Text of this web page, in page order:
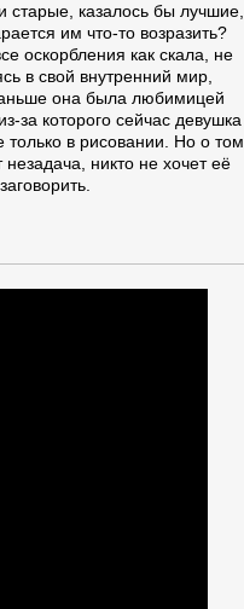
старые, казалось бы лучшие,
им что-то возразить?
оскорбления как скала, не
в свой внутренний мир,
она была любимицей
за которого сейчас девушка
в рисовании. Но о том,
никто не хочет её